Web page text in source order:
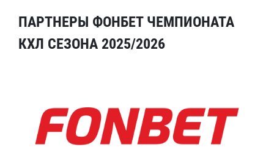
ПАРТНЕРЫ ФОНБЕТ ЧЕМПИОНАТА
КХЛ СЕЗОНА 2025/2026